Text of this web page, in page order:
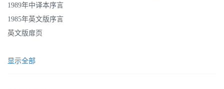
1989年中译本序言
1985年英文版序言
英文版扉页
显示全部